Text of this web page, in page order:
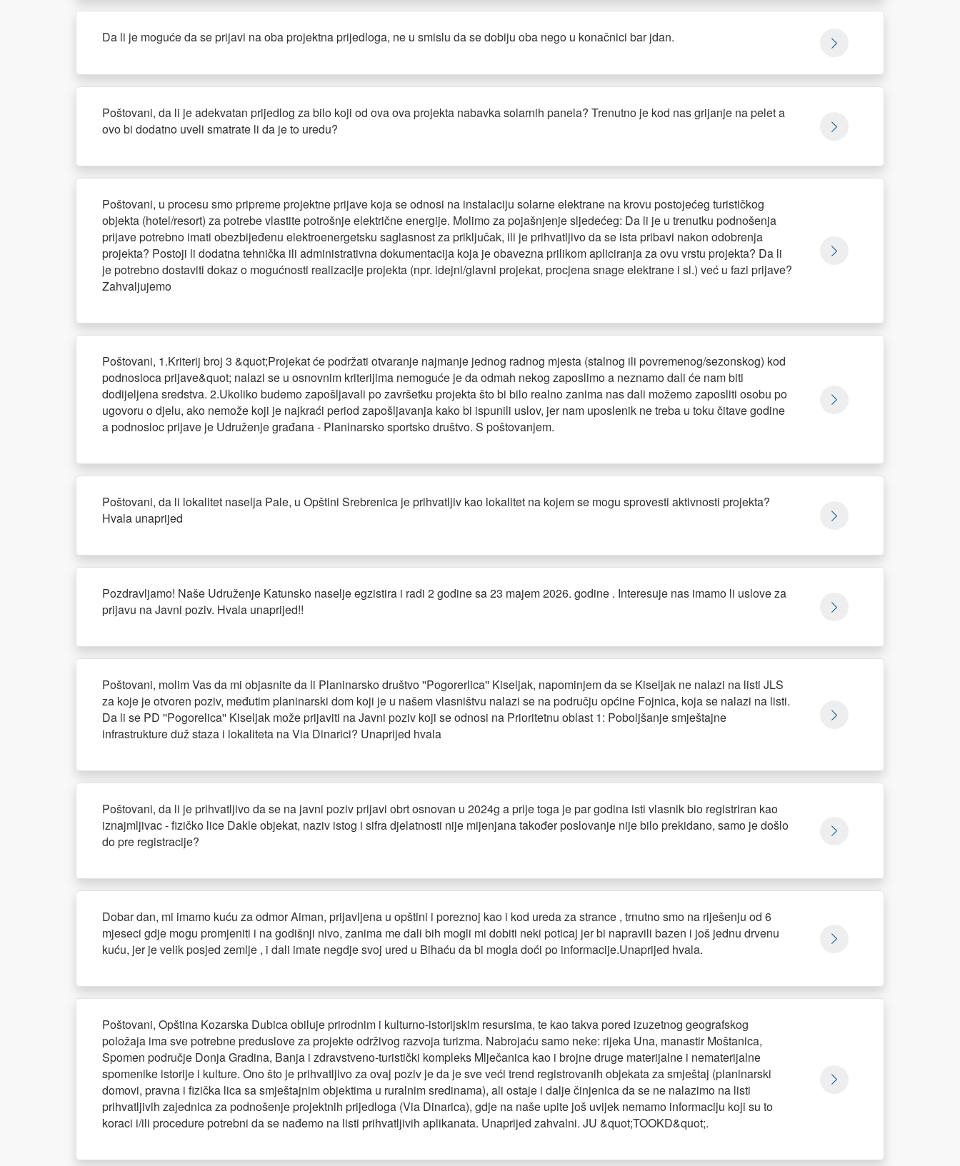
Da li je moguće da se prijavi na oba projektna prijedloga, ne u smislu da se dobiju oba nego u konačnici bar jdan.
Poštovani, da li je adekvatan prijedlog za bilo koji od ova ova projekta nabavka solarnih panela? Trenutno je kod nas grijanje na pelet a
ovo bi dodatno uveli smatrate li da je to uredu?
Poštovani, u procesu smo pripreme projektne prijave koja se odnosi na instalaciju solarne elektrane na krovu postojećeg turističkog
objekta (hotel/resort) za potrebe vlastite potrošnje električne energije. Molimo za pojašnjenje sljedećeg: Da li je u trenutku podnošenja
prijave potrebno imati obezbijeđenu elektroenergetsku saglasnost za priključak, ili je prihvatljivo da se ista pribavi nakon odobrenja
projekta? Postoji li dodatna tehnička ili administrativna dokumentacija koja je obavezna prilikom apliciranja za ovu vrstu projekta? Da li
je potrebno dostaviti dokaz o mogućnosti realizacije projekta (npr. idejni/glavni projekat, procjena snage elektrane i sl.) već u fazi prijave?
Zahvaljujemo
Poštovani, 1.Kriterij broj 3 &quot;Projekat će podržati otvaranje najmanje jednog radnog mjesta (stalnog ili povremenog/sezonskog) kod
podnosioca prijave&quot; nalazi se u osnovnim kriterijima nemoguće je da odmah nekog zaposlimo a neznamo dali će nam biti
dodijeljena sredstva. 2.Ukoliko budemo zapošljavali po završetku projekta što bi bilo realno zanima nas dali možemo zaposliti osobu po
ugovoru o djelu, ako nemože koji je najkraći period zapošljavanja kako bi ispunili uslov, jer nam uposlenik ne treba u toku čitave godine
a podnosioc prijave je Udruženje građana - Planinarsko sportsko društvo. S poštovanjem.
Poštovani, da li lokalitet naselja Pale, u Opštini Srebrenica je prihvatljiv kao lokalitet na kojem se mogu sprovesti aktivnosti projekta?
Hvala unaprijed
Pozdravljamo! Naše Udruženje Katunsko naselje egzistira i radi 2 godine sa 23 majem 2026. godine . Interesuje nas imamo li uslove za
prijavu na Javni poziv. Hvala unaprijed!!
Poštovani, molim Vas da mi objasnite da li Planinarsko društvo ''Pogorerlica'' Kiseljak, napominjem da se Kiseljak ne nalazi na listi JLS
za koje je otvoren poziv, međutim planinarski dom koji je u našem vlasništvu nalazi se na području općine Fojnica, koja se nalazi na listi.
Da li se PD ''Pogorelica'' Kiseljak može prijaviti na Javni poziv koji se odnosi na Prioritetnu oblast 1: Poboljšanje smještajne
infrastrukture duž staza i lokaliteta na Via Dinarici? Unaprijed hvala
Poštovani, da li je prihvatljivo da se na javni poziv prijavi obrt osnovan u 2024g a prije toga je par godina isti vlasnik bio registriran kao
iznajmljivac - fizičko lice Dakle objekat, naziv istog i sifra djelatnosti nije mijenjana također poslovanje nije bilo prekidano, samo je došlo
do pre registracije?
Dobar dan, mi imamo kuću za odmor Aiman, prijavljena u opštini i poreznoj kao i kod ureda za strance , trnutno smo na riješenju od 6
mjeseci gdje mogu promjeniti i na godišnji nivo, zanima me dali bih mogli mi dobiti neki poticaj jer bi napravili bazen i još jednu drvenu
kuću, jer je velik posjed zemlje , i dali imate negdje svoj ured u Bihaću da bi mogla doći po informacije.Unaprijed hvala.
Poštovani, Opština Kozarska Dubica obiluje prirodnim i kulturno-istorijskim resursima, te kao takva pored izuzetnog geografskog
položaja ima sve potrebne preduslove za projekte održivog razvoja turizma. Nabrojaću samo neke: rijeka Una, manastir Moštanica,
Spomen područje Donja Gradina, Banja i zdravstveno-turistički kompleks Mlječanica kao i brojne druge materijalne i nematerijalne
spomenike istorije i kulture. Ono što je prihvatljivo za ovaj poziv je da je sve veći trend registrovanih objekata za smještaj (planinarski
domovi, pravna i fizička lica sa smještajnim objektima u ruralnim sredinama), ali ostaje i dalje činjenica da se ne nalazimo na listi
prihvatljivih zajednica za podnošenje projektnih prijedloga (Via Dinarica), gdje na naše upite još uvijek nemamo informaciju koji su to
koraci i/ili procedure potrebni da se nađemo na listi prihvatljivih aplikanata. Unaprijed zahvalni. JU &quot;TOOKD&quot;.